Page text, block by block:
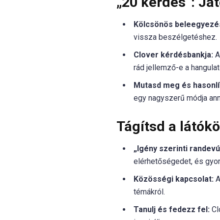
Kölcsönös
vissza beszélgetéshez.
Clover kérdésbankja:
rád jellemző-e a
Mutasd meg és
egy nagyszerű módja
Tágítsd a
„Igény szerinti
elérhetőségedet, és
Közösségi kapcsolat:
témákról.
Tanulj és fedezz fel: